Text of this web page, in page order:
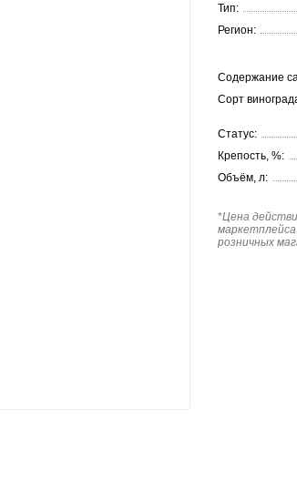
Тип:
Регион:
Содержание
Сорт
Статус:
Крепость, %:
Объём, л:
*Цена
розничных